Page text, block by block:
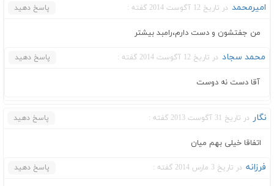
امیرمحمد در تاریخ 12 آگوست 2014 گفته : پاسخ دهید
من جفتشون و دست دارم،رامبد بیشتر
محمد سجاد در تاریخ 12 آگوست 2014 گفته : پاسخ دهید
آقا دست نه دوست
نگار در تاریخ 31 آگوست 2013 گفته : پاسخ دهید
اتفاقا خیلی بهم میان
فرزانه در تاریخ 3 مارس 2014 گفته : پاسخ دهید